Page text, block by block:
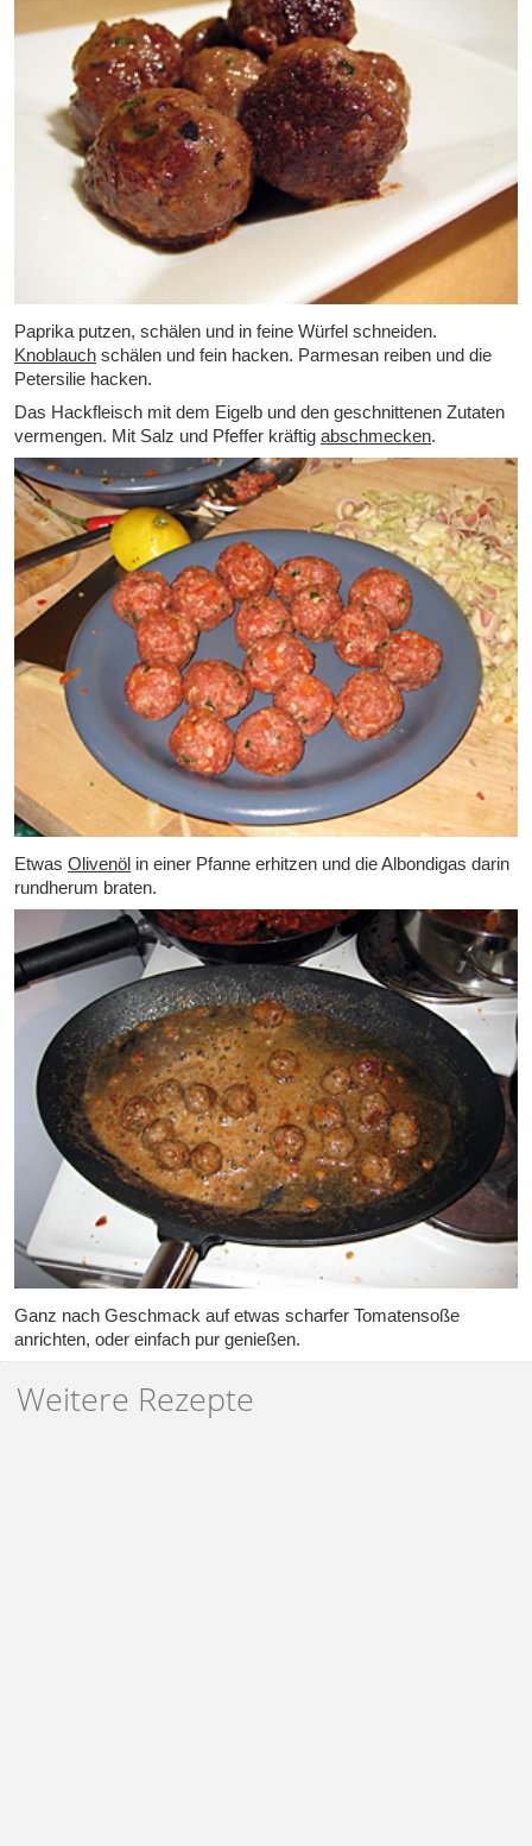
Paprika putzen, schälen und in feine Würfel schneiden.
Knoblauch schälen und fein hacken. Parmesan reiben und die
Petersilie hacken.
Das Hackfleisch mit dem Eigelb und den geschnittenen Zutaten
vermengen. Mit Salz und Pfeffer kräftig abschmecken.
Etwas Olivenöl in einer Pfanne erhitzen und die Albondigas darin
rundherum braten.
Ganz nach Geschmack auf etwas scharfer Tomatensoße
anrichten, oder einfach pur genießen.
Weitere Rezepte